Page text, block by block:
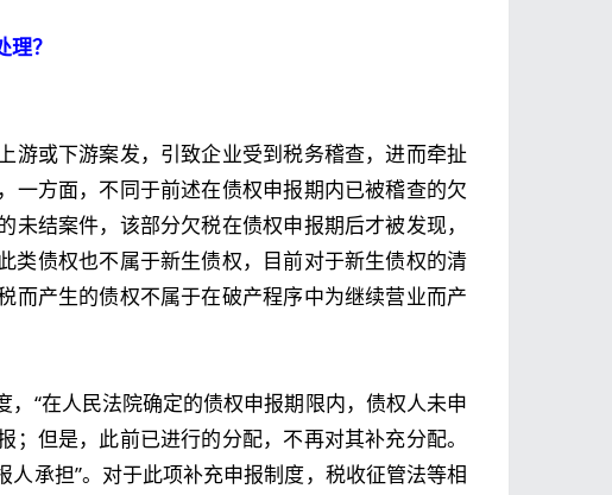
？
游或下游案发，引致企业受到税务稽查，进而牵扯
一方面，不同于前述在债权申报期内已被稽查的欠
结案件，该部分欠税在债权申报期后才被发现，
类债权也不属于新生债权，目前对于新生债权的清
而产生的债权不属于在破产程序中为继续营业而产
，“在人民法院确定的债权申报期限内，债权人未申
但是，此前已进行的分配，不再对其补充分配。
承担”。对于此项补充申报制度，税收征管法等相